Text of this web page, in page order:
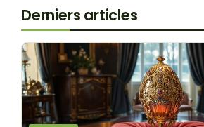
Derniers articles